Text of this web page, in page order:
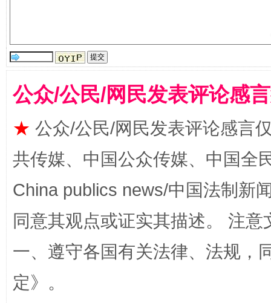
事关残疾人未来5年
规模最大的光氢储一体化项目 走
公众/公民/网民发表评论感
★ 公众/公民/网民发表评论感言
共传媒、中国公众传媒、中国全
China publics news/中国法制新
同意其观点或证实其描述。 注
一、遵守各国有关法律、法规，
定》。